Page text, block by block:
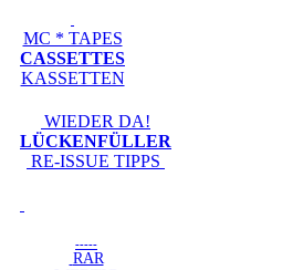
MC * TAPES
CASSETTES
KASSETTEN
WIEDER DA!
LÜCKENFÜLLER
RE-ISSUE TIPPS
-----
RAR